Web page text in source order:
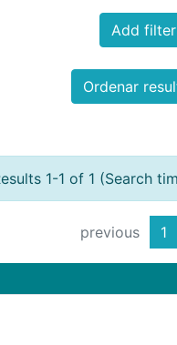
Add
Ordenar
1-1 of 1 (Search
previous 1